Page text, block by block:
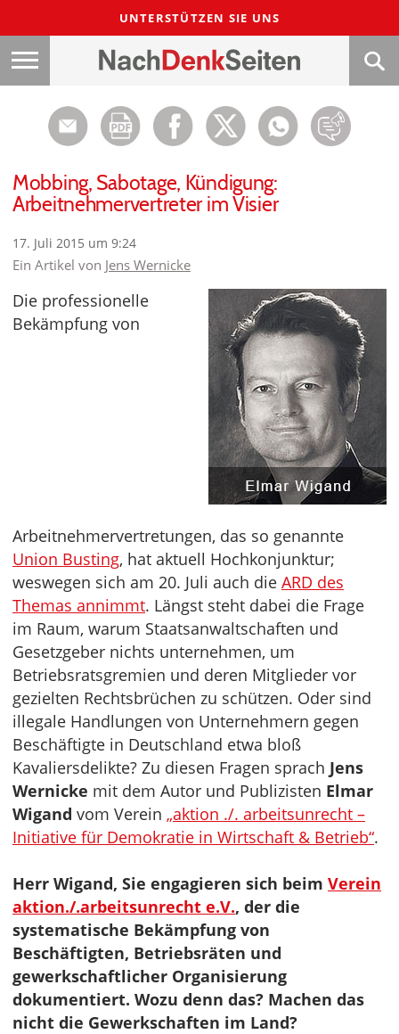
UNTERSTÜTZEN SIE UNS
Mobbing, Sabotage, Kündigung:
Arbeitnehmervertreter im Visier
17. Juli 2015 um 9:24
Ein Artikel von Jens Wernicke
Die professionelle
Bekämpfung von
Arbeitnehmervertretungen, das so genannte
Union Busting, hat aktuell Hochkonjunktur;
weswegen sich am 20. Juli auch die ARD des
Themas annimmt. Längst steht dabei die Frage
im Raum, warum Staatsanwaltschaften und
Gesetzgeber nichts unternehmen, um
Betriebsratsgremien und deren Mitglieder vor
gezielten Rechtsbrüchen zu schützen. Oder sind
illegale Handlungen von Unternehmern gegen
Beschäftigte in Deutschland etwa bloß
Kavaliersdelikte? Zu diesen Fragen sprach Jens
Wernicke mit dem Autor und Publizisten Elmar
Wigand vom Verein „aktion ./. arbeitsunrecht –
Initiative für Demokratie in Wirtschaft & Betrieb“.
Herr Wigand, Sie engagieren sich beim Verein
aktion./.arbeitsunrecht e.V., der die
systematische Bekämpfung von
Beschäftigten, Betriebsräten und
gewerkschaftlicher Organisierung
dokumentiert. Wozu denn das? Machen das
nicht die Gewerkschaften im Land?